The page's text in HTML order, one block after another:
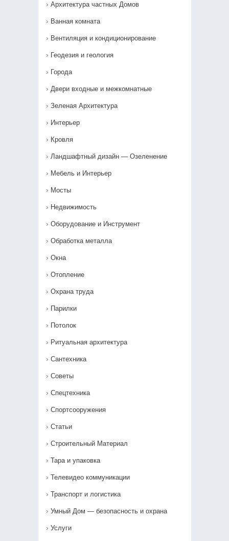
Архитектура частных Домов
Ванная комната
Вентиляция и кондиционирование
Геодезия и геология
Города
Двери входные и межкомнатные
Зеленая Архитектура
Интерьер
Кровля
Ландшафтный дизайн — Озеленение‎
Мебель и Интерьер
Мосты
Недвижимость
Оборудование и Инструмент
Обработка металла
Окна
Отопление
Охрана труда
Парилки
Потолок
Ритуальная архитектура
Сантехника
Советы
Спецтехника
Спортсооружения
Статьи
Строительный Материал
Тара и упаковка
Телевидео коммуникации
Транспорт и логистика
Умный Дом — безопасность и охрана
Услуги